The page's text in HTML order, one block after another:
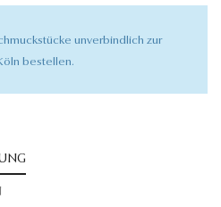
unverbindlich zur
bestellen.